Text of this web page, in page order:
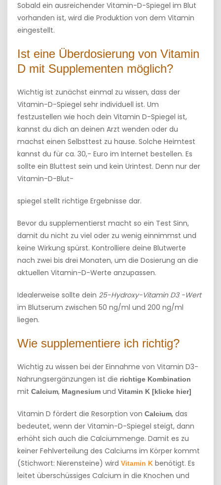
Sobald ein ausreichender Vitamin-D-Spiegel im Blut
vorhanden ist, wird die Produktion von dem Vitamin
eingestellt.
Ist eine Überdosierung von Vitamin
D mit Supplementen möglich?
Wichtig ist zunächst einmal zu wissen, dass der
Vitamin-D-Spiegel sehr individuell ist. Um
festzustellen wie hoch dein Vitamin D-Spiegel ist,
kannst du dich an deinen Arzt wenden oder du
machst einen Selbsttest zu hause. Solche Heimtest
kannst du für ca. 30,- Euro im Internet bestellen. Es
sollte ein Bluttest sein und kein Urintest. Denn nur der
Vitamin-D-Blut-
spiegel stellt richtige Ergebnisse dar.
Bevor du supplementierst macht so ein Test Sinn,
damit du nicht zu viel oder zu wenig einnimmst und
keine Wirkung spürst. Kontrolliere deine Blutwerte
nach zwei bis drei Monaten, um die Dosierung an die
aktuellen Vitamin-D-Werte anzupassen.
Idealerweise sollte dein 25-Hydroxy-Vitamin D3 -Wert
im Blutserum zwischen 50 ng/ml und 200 ng/ml
liegen.
Wie supplementiere ich richtig?
Wichtig zu wissen bei der Einnahme von Vitamin D3-
Nahrungsergänzungen ist die richtige Kombination
mit Calcium, Magnesium und Vitamin K [klicke hier]
Vitamin D fördert die Resorption von Calcium, das
bedeutet, wenn der Vitamin-D-Spiegel steigt, dann
erhöht sich auch die Calciummenge. Damit es zu
keiner Fehlverteilung des Calciums im Körper kommt
(Stichwort: Nierensteine) wird Vitamin K benötigt. Es
leitet überschüssiges Calcium in die Knochen und